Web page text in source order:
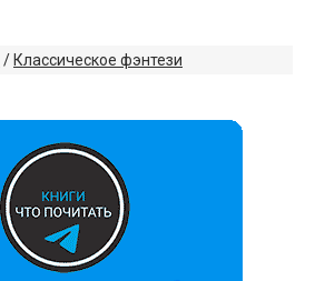
/ Классическое фэнтези